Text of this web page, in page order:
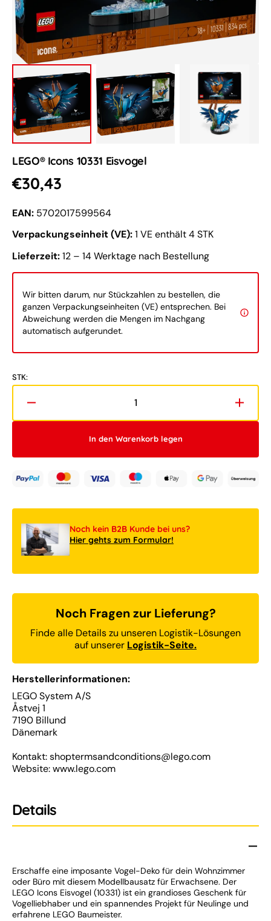
öffnen
Details
Erschaffe eine imposante Vogel-Deko für dein Wohnzimmer
oder Büro mit diesem Modellbausatz für Erwachsene. Der
LEGO Icons Eisvogel (10331) ist ein grandioses Geschenk für
Vogelliebhaber und ein spannendes Projekt für Neulinge und
erfahrene LEGO Baumeister.
LEGO® Icons 10331 Eisvogel
Normaler
Preis
€30,43
EAN: 5702017599564
Verpackungseinheit (VE):1 VE enthält 4 STK
Lieferzeit:12 – 14 Werktage nach Bestellung
Wir bitten darum, nur Stückzahlen zu bestellen, die
ganzen Verpackungseinheiten (VE) entsprechen. Bei
Abweichung werden die Mengen im Nachgang
automatisch aufgerundet.
STK:
die
LEGO®
10331
die
10331
In den Warenkorb legen
Noch kein B2B Kunde bei uns?
Hier gehts zum Formular!
Noch Fragen zur Lieferung?
Finde alle Details zu unseren Logistik-Lösungen
auf unserer Logistik-Seite.
Herstellerinformationen:
LEGO System A/S
Åstvej 1
7190 Billund
Dänemark
Kontakt: shoptermsandconditions@lego.com
Website: www.lego.com